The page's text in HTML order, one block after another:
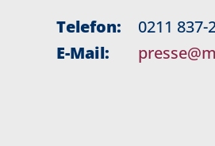
Telefon:
0211 837-
E-Mail: